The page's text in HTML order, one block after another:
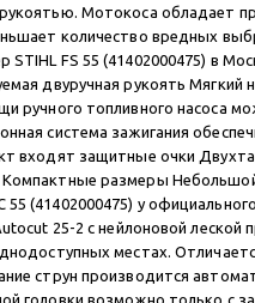
Мотокоса обладает
количество вредных
STIHL FS 55 (41402000475) в
двуручная рукоять Мягкий
ручного топливного насоса
система зажигания
входят защитные очки
размеры
(41402000475) у
25-2 с нейлоновой леской
местах.
струн производится